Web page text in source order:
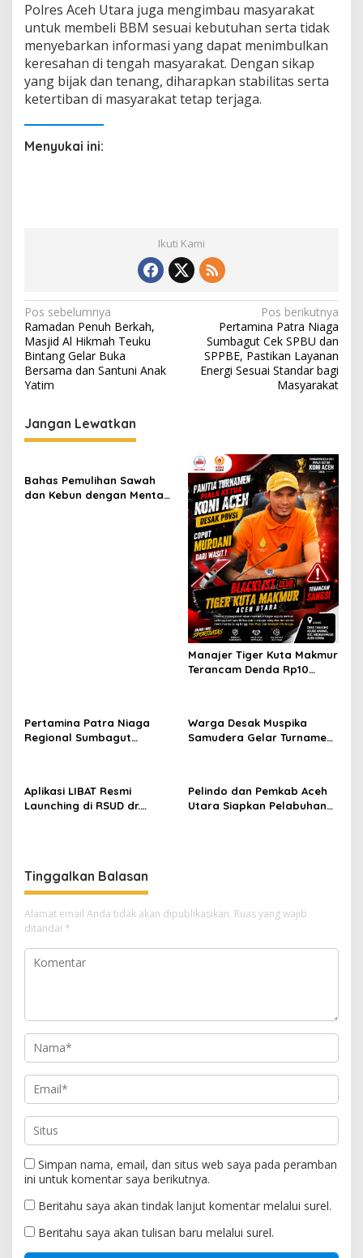
Polres Aceh Utara juga mengimbau masyarakat
untuk membeli BBM sesuai kebutuhan serta tidak
menyebarkan informasi yang dapat menimbulkan
keresahan di tengah masyarakat. Dengan sikap
yang bijak dan tenang, diharapkan stabilitas serta
ketertiban di masyarakat tetap terjaga.
Menyukai ini:
Ikuti Kami
N
a
v
i
a
i
p
Pos sebelumnya
Ramadan Penuh Berkah,
Masjid Al Hikmah Teuku
Bintang Gelar Buka
Bersama dan Santuni Anak
Yatim
Pos berikutnya
Pertamina Patra Niaga
Sumbagut Cek SPBU dan
SPPBE, Pastikan Layanan
Energi Sesuai Standar bagi
Masyarakat
Jangan Lewatkan
Bahas Pemulihan Sawah
dan Kebun dengan Mentan,
Manajer Tiger Kuta Makmur
Terancam Denda Rp10
Pertamina Patra Niaga
Regional Sumbagut
Warga Desak Muspika
Samudera Gelar Turnamen
Aplikasi LIBAT Resmi
Launching di RSUD dr.
Pelindo dan Pemkab Aceh
Utara Siapkan Pelabuhan
Tinggalkan Balasan
Alamat email Anda tidak akan dipublikasikan. Ruas yang wajib
ditandai *
Simpan nama, email, dan situs web saya pada peramban
ini untuk komentar saya berikutnya.
Beritahu saya akan tindak lanjut komentar melalui surel.
Beritahu saya akan tulisan baru melalui surel.